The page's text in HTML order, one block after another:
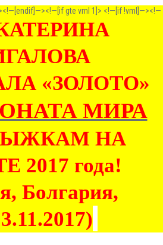
<!—[endif]—><!—[if gte vml 1]> <!—[if !vml]—><!—
«ЗОЛОТО»
МИРА
НА
2017 года!
Болгария,